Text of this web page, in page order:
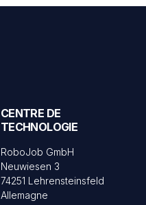
CENTRE DE
TECHNOLOGIE
RoboJob GmbH
Neuwiesen 3
74251 Lehrensteinsfeld
Allemagne